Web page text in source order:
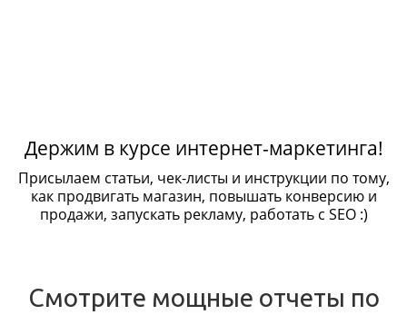
Держим в курсе интернет-маркетинга!
Присылаем статьи, чек-листы и инструкции по тому,
как продвигать магазин, повышать конверсию и
продажи, запускать рекламу, работать с SEO :)
Смотрите мощные отчеты по